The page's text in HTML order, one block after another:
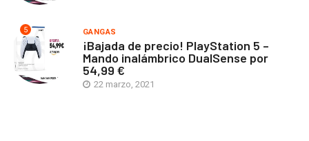
5 GANGAS
¡Bajada de precio! PlayStation 5 –
Mando inalámbrico DualSense por
54,99 €
22 marzo, 2021